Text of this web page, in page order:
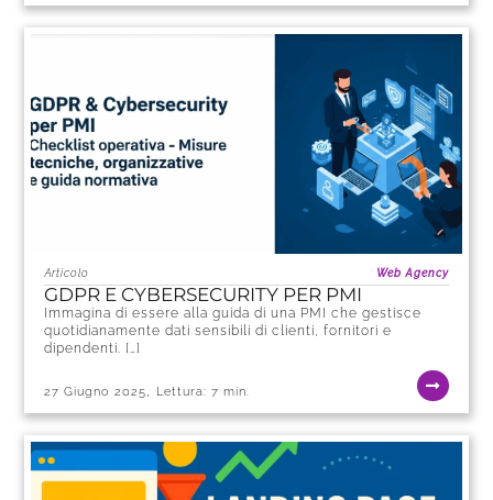
GDPR E CYBERSECURITY PER PMI
Articolo Web Agency
Immagina di essere alla guida di una PMI che gestisce
quotidianamente dati sensibili di clienti, fornitori e
dipendenti. […]
27 Giugno 2025 Lettura: 7 min.